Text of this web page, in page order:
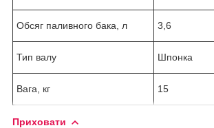
Обсяг паливного бака, л 3,6
Тип валу Шпонка
Вага, кг 15
Приховати